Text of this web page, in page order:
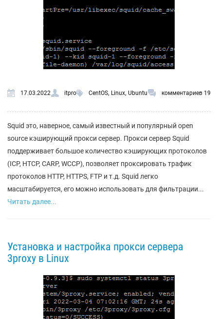
17.03.2022 itpro CentOS, Linux,Ubuntu комментариев 19
Squid это, наверное, самый известный и популярный open
source кэширующий прокси сервер. Прокси сервер Squid
поддерживает большое количество кэширующих протоколов
(ICP, HTCP, CARP, WCCP), позволяет проксировать трафик
протоколов HTTP, HTTPS, FTP и т.д. Squid легко
масштабируется, его можно использовать для фильтрации...
Читать далее...
Установка и настройка прокси сервера
3proxy в Linux